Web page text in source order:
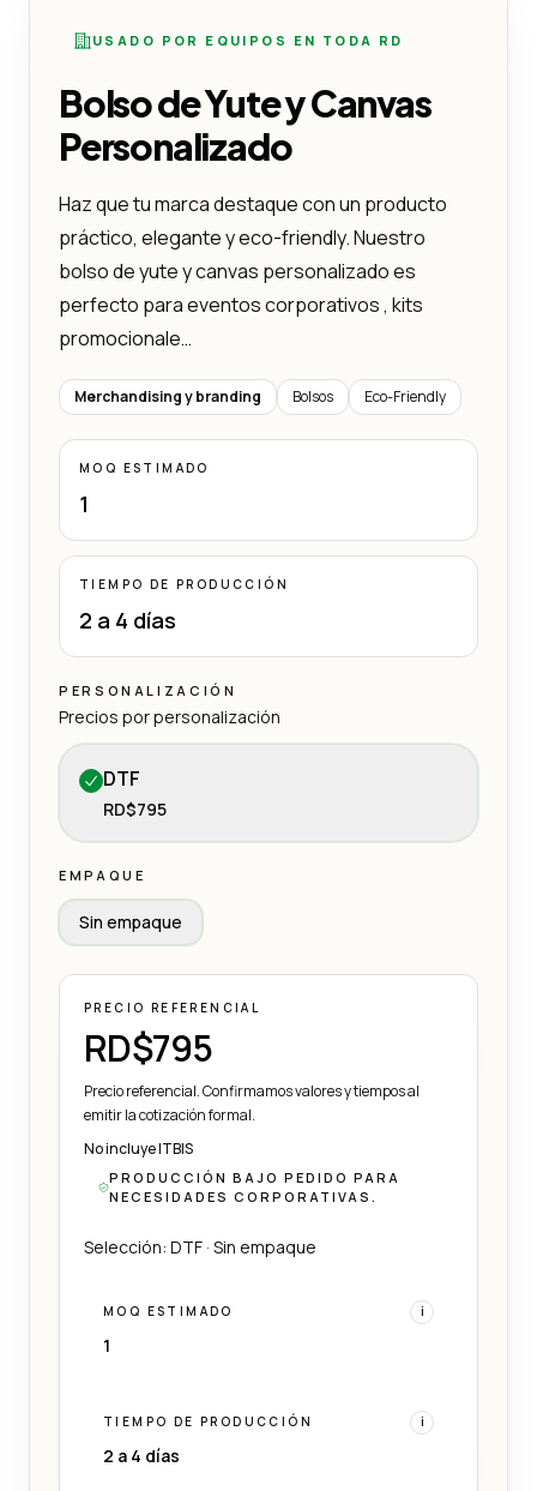
USADO POR EQUIPOS EN TODA RD
Bolso de Yute y Canvas
Personalizado
Haz que tu marca destaque con un producto
práctico, elegante y eco-friendly. Nuestro
bolso de yute y canvas personalizado es
perfecto para eventos corporativos , kits
promocionale…
Merchandising y branding Bolsos Eco-Friendly
MOQ ESTIMADO
1
TIEMPO DE PRODUCCIÓN
2 a 4 días
PERSONALIZACIÓN
Precios por personalización
DTF
RD$795
EMPAQUE
Sin empaque
PRECIO REFERENCIAL
RD$795
Precio referencial. Confirmamos valores y tiempos al
emitir la cotización formal.
No incluye ITBIS
PRODUCCIÓN BAJO PEDIDO PARA
NECESIDADES CORPORATIVAS.
Selección: DTF · Sin empaque
MOQ ESTIMADO i
1
TIEMPO DE PRODUCCIÓN i
2 a 4 días